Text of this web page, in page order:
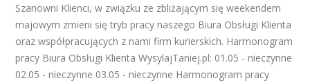
Szanowni Klienci, w związku ze zbliżającym się weekendem
majowym zmieni się tryb pracy naszego Biura Obsługi Klienta
oraz współpracujących z nami firm kurierskich. Harmonogram
pracy Biura Obsługi Klienta WysylajTaniej.pl: 01.05 - nieczynne
02.05 - nieczynne 03.05 - nieczynne Harmonogram pracy